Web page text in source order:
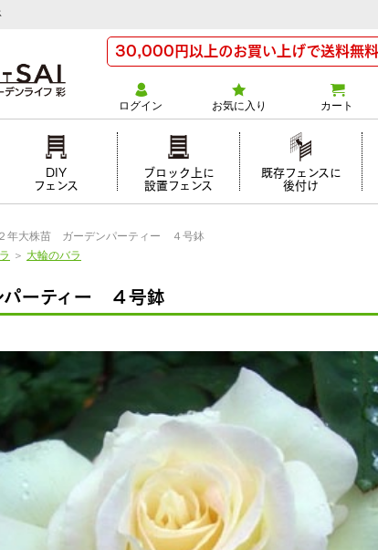
30,000円以上のお買い上げで送料無料
ログイン お気に入り カート
DIY
フェンス
ブロック上に
設置フェンス
既存フェンスに
後付け
年大株苗 ガーデンパーティー ４号鉢
＞ 大輪のバラ
ーティー ４号鉢